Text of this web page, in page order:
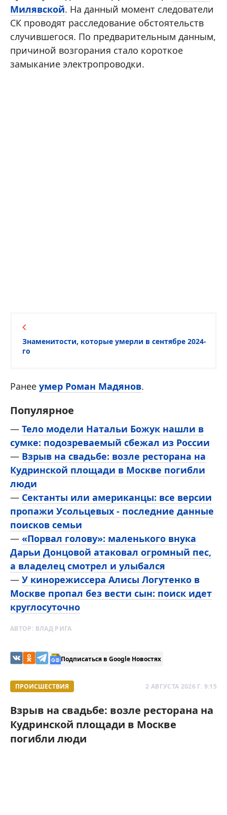
Милявской. На данный момент следователи
СК проводят расследование обстоятельств
случившегося. По предварительным данным,
причиной возгорания стало короткое
замыкание электропроводки.
Знаменитости, которые умерли в сентябре 2024-
го
Ранее умер Роман Мадянов.
Популярное
— Тело модели Натальи Божук нашли в
сумке: подозреваемый сбежал из России
— Взрыв на свадьбе: возле ресторана на
Кудринской площади в Москве погибли
люди
— Сектанты или американцы: все версии
пропажи Усольцевых - последние данные
поисков семьи
— «Порвал голову»: маленького внука
Дарьи Донцовой атаковал огромный пес,
а владелец смотрел и улыбался
— У кинорежиссера Алисы Логутенко в
Москве пропал без вести сын: поиск идет
круглосуточно
АВТОР: ВЛАД РИГА
Подписаться в Google Новостях
ПРОИСШЕСТВИЯ 2 АВГУСТА 2026 Г. 9:15
Взрыв на свадьбе: возле ресторана на
Кудринской площади в Москве
погибли люди